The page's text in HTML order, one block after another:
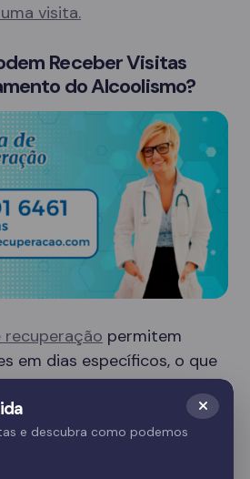
visita.
Receber Visitas
do Alcoolismo?
recuperação permitem
em dias específicos, o que
emocional do paciente.
no processo de
o vínculo familiar.
e descubra como podemos